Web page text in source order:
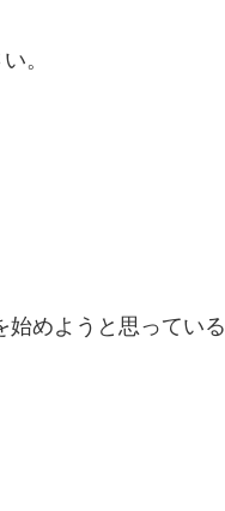
。
始めようと思っている